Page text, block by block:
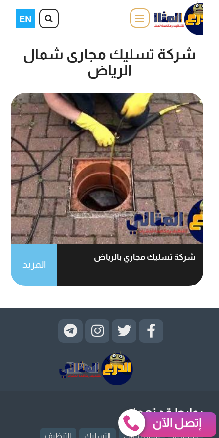
شركة تسليك مجارى شمال
الرياض
شركة تسليك مجاري بالرياض
المزيد
روابط قد تهمك
الرئيسية ترميم منازل التسليك التنظيف
إتصل الآن